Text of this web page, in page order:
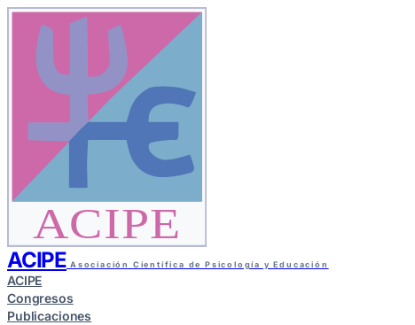
ACIPE
ACIPE Asociación Científica de Psicología y Educación
ACIPE
Congresos
Publicaciones